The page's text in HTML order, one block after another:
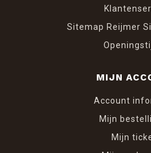
Sitemap Reijmer
MIJN
Account
Mijn
Mijn